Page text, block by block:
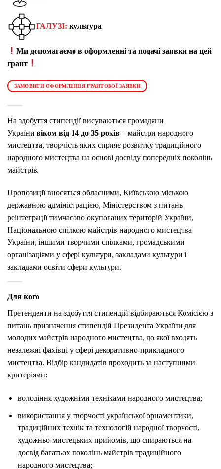
ГАЛУЗІ: культура
Ми допомагаємо в оформленні та подачі заявки на цей
грант
ЗАМОВИТИ ОФОРМЛЕННЯ ГРАНТОВОЇ ЗАЯВКИ
На здобуття стипендії висуваються громадяни
України віком від 14 до 35 років – майстри народного
мистецтва, творчість яких сприяє розвитку традиційного
народного мистецтва на основі досвіду попередніх поколінь
майстрів.
Пропозиції вносяться обласними, Київською міською
державною адміністрацією, Міністерством з питань
реінтеграції тимчасово окупованих територій України,
Національною спілкою майстрів народного мистецтва
України, іншими творчими спілками, громадськими
організаціями у сфері культури, закладами культури і
закладами освіти сфери культури.
Для кого
Претенденти на здобуття стипендій відбираються Комісією з
питань призначення стипендій Президента України для
молодих майстрів народного мистецтва, до якої входять
незалежні фахівці у сфері декоративно-прикладного
мистецтва. Відбір кандидатів проходить за наступними
критеріями:
володіння художніми техніками народного мистецтва;
використання у творчості української орнаментики,
традиційних технік та технологій народної творчості,
художньо-мистецьких прийомів, що спираються на
досвід багатьох поколінь майстрів традиційного
народного мистецтва;